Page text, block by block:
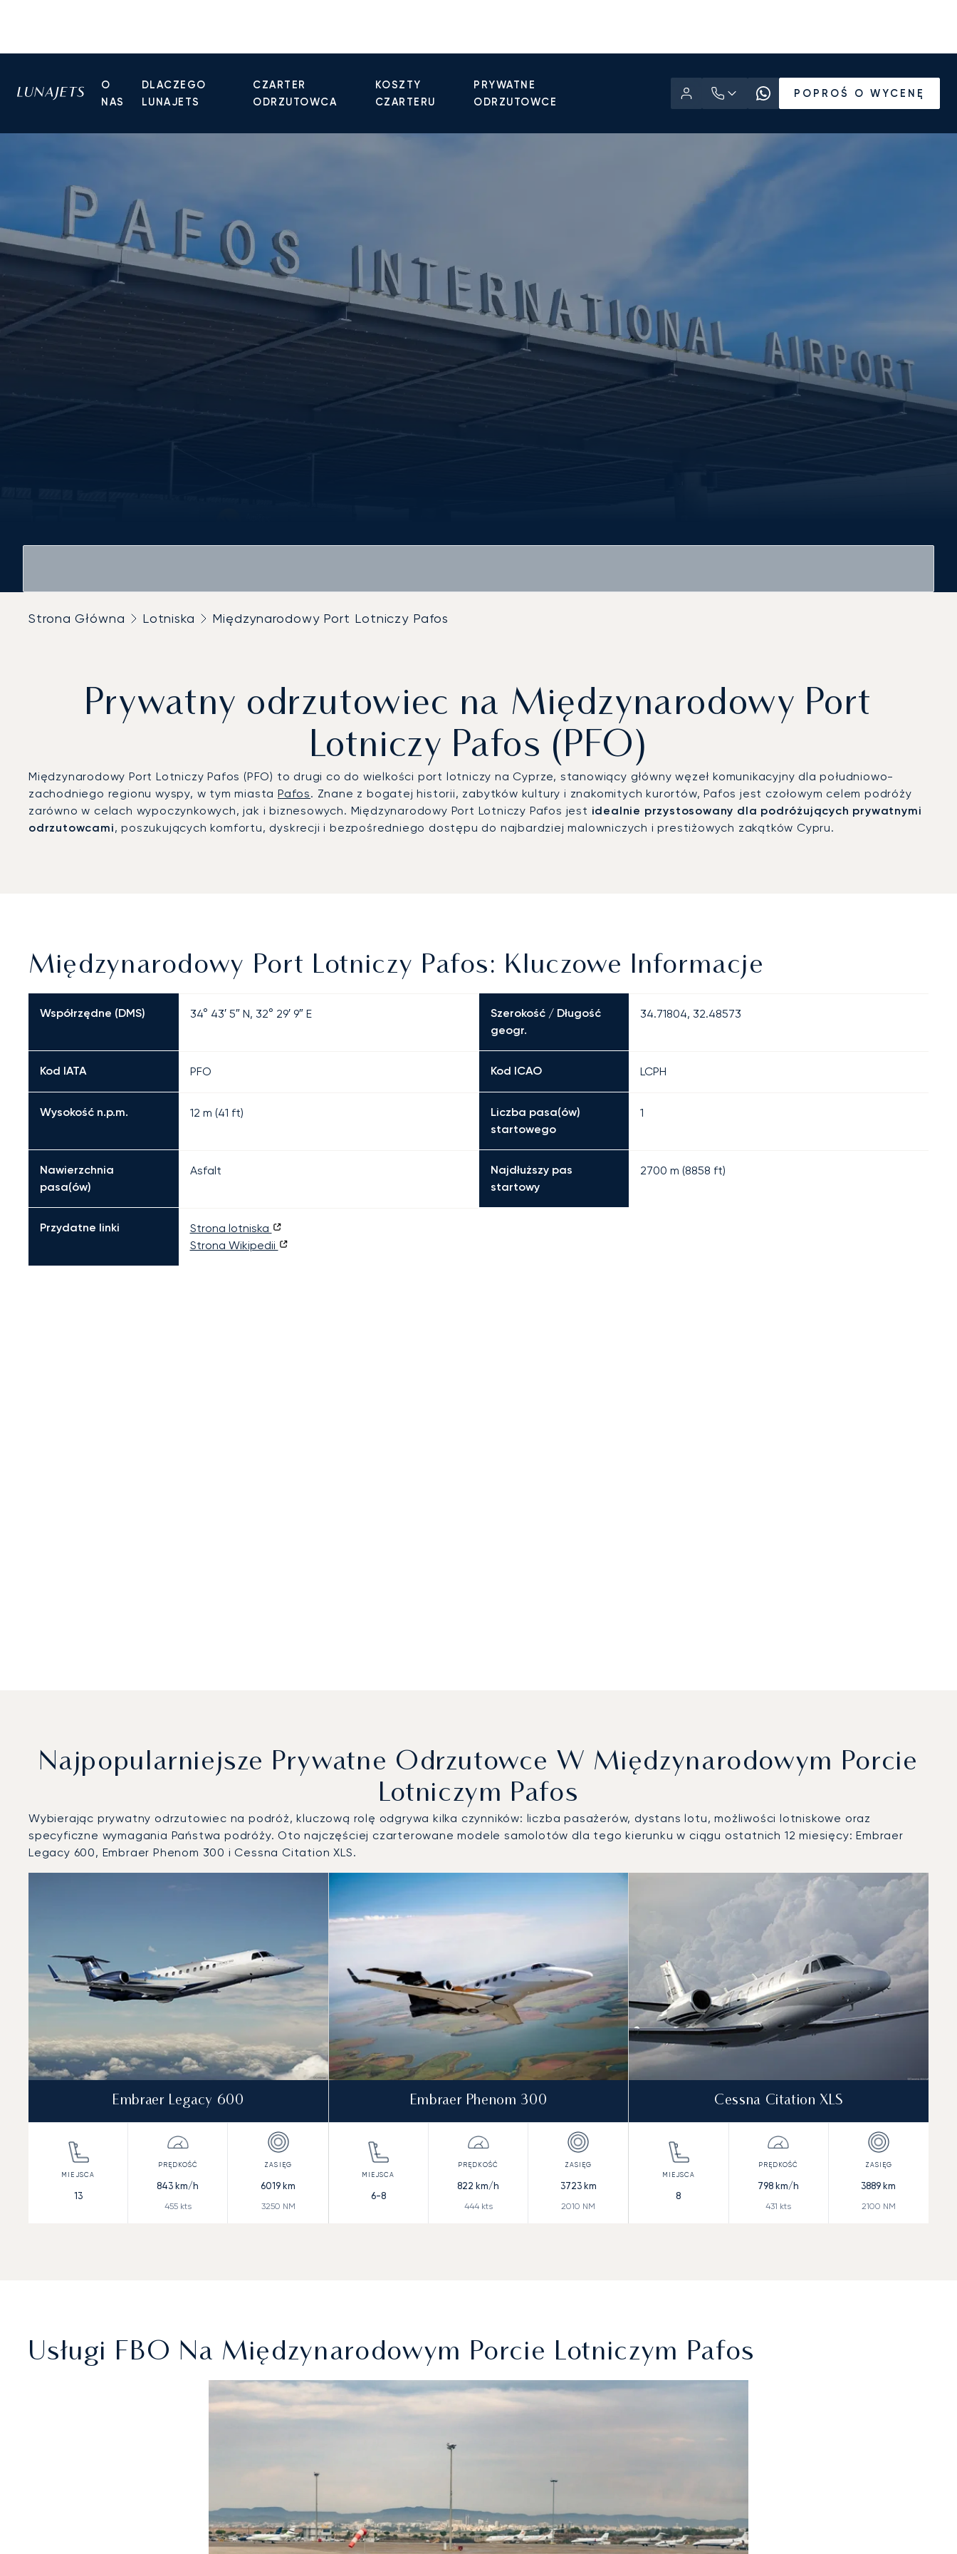
O
NAS
DLACZEGO
LUNAJETS
CZARTER
ODRZUTOWCA
KOSZTY
CZARTERU
PRYWATNE
ODRZUTOWCE
POPROŚ O WYCENĘ
Strona Główna Lotniska Międzynarodowy Port Lotniczy Pafos
Prywatny odrzutowiec na Międzynarodowy Port
Lotniczy Pafos (PFO)
Międzynarodowy Port Lotniczy Pafos (PFO) to drugi co do wielkości port lotniczy na Cyprze, stanowiący główny węzeł komunikacyjny dla południowo-
zachodniego regionu wyspy, w tym miasta Pafos. Znane z bogatej historii, zabytków kultury i znakomitych kurortów, Pafos jest czołowym celem podróży
zarówno w celach wypoczynkowych, jak i biznesowych. Międzynarodowy Port Lotniczy Pafos jest idealnie przystosowany dla podróżujących prywatnymi
odrzutowcami, poszukujących komfortu, dyskrecji i bezpośredniego dostępu do najbardziej malowniczych i prestiżowych zakątków Cypru.
Międzynarodowy Port Lotniczy Pafos: Kluczowe Informacje
Współrzędne (DMS) 34° 43′ 5″ N, 32° 29′ 9″ E
Szerokość / Długość
geogr.
34.71804, 32.48573
Kod IATA PFO Kod ICAO LCPH
Wysokość n.p.m. 12 m (41 ft)
Liczba pasa(ów)
startowego
1
Nawierzchnia
pasa(ów)
Asfalt
Najdłuższy pas
startowy
2700 m (8858 ft)
Przydatne linki
Strona lotniska
Strona Wikipedii
Najpopularniejsze Prywatne Odrzutowce W Międzynarodowym Porcie
Lotniczym Pafos
Wybierając prywatny odrzutowiec na podróż, kluczową rolę odgrywa kilka czynników: liczba pasażerów, dystans lotu, możliwości lotniskowe oraz
specyficzne wymagania Państwa podróży. Oto najczęściej czarterowane modele samolotów dla tego kierunku w ciągu ostatnich 12 miesięcy: Embraer
Legacy 600, Embraer Phenom 300 i Cessna Citation XLS.
Międzynarodowy Port Lotniczy Pafos : 3 najpopularniejsze modele statków powietrznych według liczby operacji lotniczych w 2025 roku
Embraer Legacy 600
13
843 km/h
455kts
6019 km
3250 NM
Embraer Phenom 300
6-8
822 km/h
444kts
3723km
2010 NM
Cessna Citation XLS
8
798 km/h
431 kts
3889 km
2100 NM
Usługi FBO Na Międzynarodowym Porcie Lotniczym Pafos